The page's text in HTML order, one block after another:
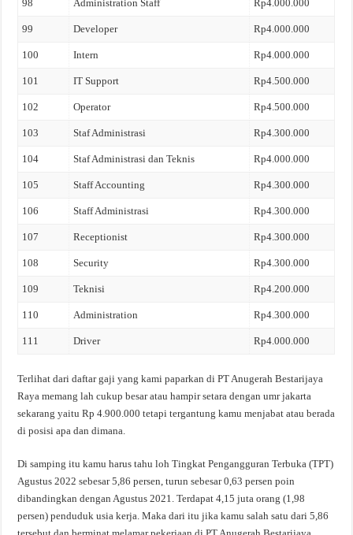
98 Administration Staff Rp4.000.000
99 Developer Rp4.000.000
100 Intern Rp4.000.000
101 IT Support Rp4.500.000
102 Operator Rp4.500.000
103 Staf Administrasi Rp4.300.000
104 Staf Administrasi dan Teknis Rp4.000.000
105 Staff Accounting Rp4.300.000
106 Staff Administrasi Rp4.300.000
107 Receptionist Rp4.300.000
108 Security Rp4.300.000
109 Teknisi Rp4.200.000
110 Administration Rp4.300.000
111 Driver Rp4.000.000
Terlihat dari daftar gaji yang kami paparkan di PT Anugerah Bestarijaya
Raya memang lah cukup besar atau hampir setara dengan umr jakarta
sekarang yaitu Rp 4.900.000 tetapi tergantung kamu menjabat atau berada
di posisi apa dan dimana.
Di samping itu kamu harus tahu loh Tingkat Pengangguran Terbuka (TPT)
Agustus 2022 sebesar 5,86 persen, turun sebesar 0,63 persen poin
dibandingkan dengan Agustus 2021. Terdapat 4,15 juta orang (1,98
persen) penduduk usia kerja. Maka dari itu jika kamu salah satu dari 5,86
tersebut dan berminat melamar pekerjaan di PT Anugerah Bestarijaya